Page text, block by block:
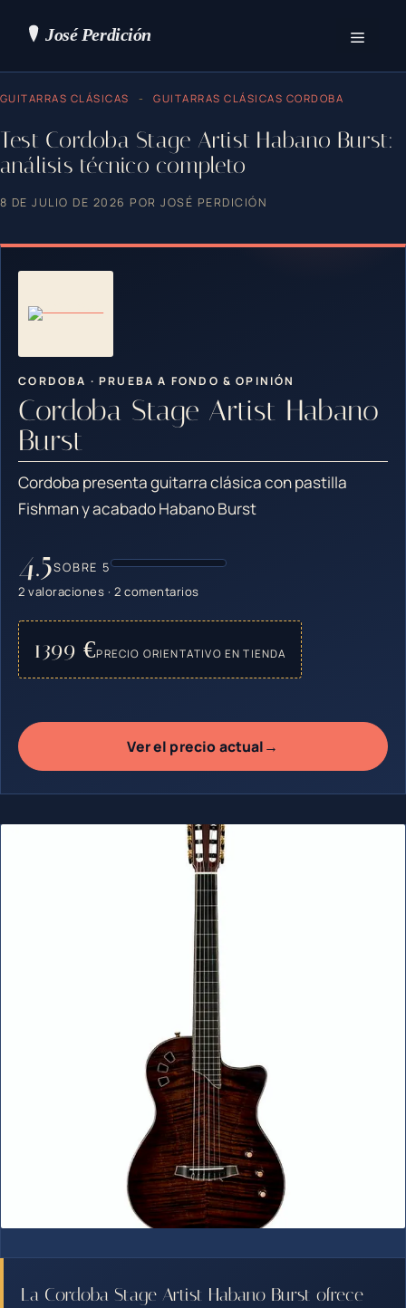
GUITARRAS CLÁSICAS - GUITARRAS CLÁSICAS CORDOBA
Test Cordoba Stage Artist Habano Burst:
análisis técnico completo
8 DE JULIO DE 2026 PORJOSÉ PERDICIÓN
CORDOBA · PRUEBA A FONDO & OPINIÓN
Cordoba Stage Artist Habano
Burst
Cordoba presenta guitarra clásica con pastilla
Fishman y acabado Habano Burst
4.5SOBRE 5
2 valoraciones · 2 comentarios
1399 €PRECIO ORIENTATIVO EN TIENDA
Ver el precio actual→
La Cordoba Stage Artist Habano Burst ofrece